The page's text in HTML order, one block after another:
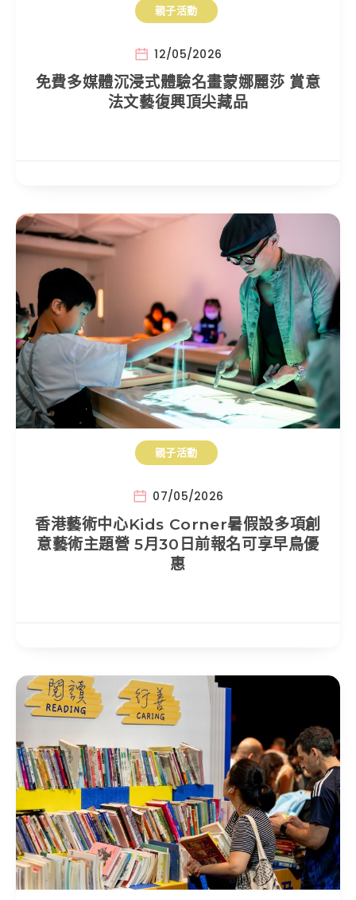
親子活動
12/05/2026
免費多媒體沉浸式體驗名畫蒙娜麗莎 賞意
法文藝復興頂尖藏品
親子活動
07/05/2026
香港藝術中心Kids Corner暑假設多項創
意藝術主題營 5月30日前報名可享早鳥優
惠